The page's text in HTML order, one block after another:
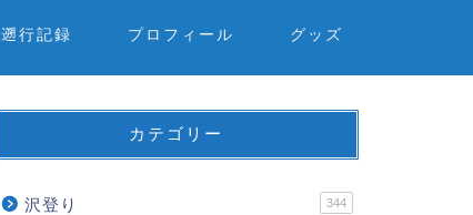
遡行記録 プロフィール グッズ
カテゴリー
沢登り 344